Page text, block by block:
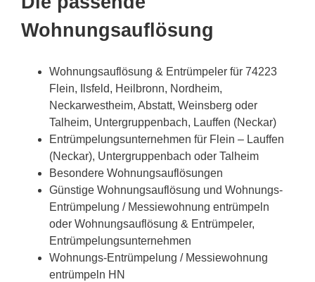
Wohnungsauflösung
Wohnungsauflösung & Entrümpeler für 74223
Flein, Ilsfeld, Heilbronn, Nordheim,
Neckarwestheim, Abstatt, Weinsberg oder
Talheim, Untergruppenbach, Lauffen (Neckar)
Entrümpelungsunternehmen für Flein – Lauffen
(Neckar), Untergruppenbach oder Talheim
Besondere Wohnungsauflösungen
Günstige Wohnungsauflösung und Wohnungs-
Entrümpelung / Messiewohnung entrümpeln
oder Wohnungsauflösung & Entrümpeler,
Entrümpelungsunternehmen
Wohnungs-Entrümpelung / Messiewohnung
entrümpeln HN